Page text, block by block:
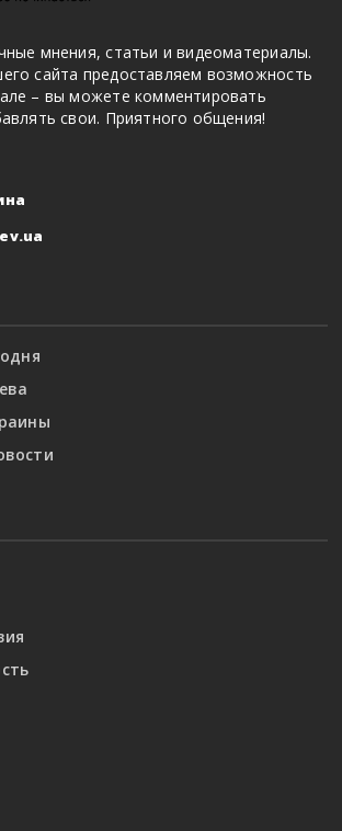
мнения, статьи и видеоматериалы.
сайта предоставляем возможность
– вы можете комментировать
свои. Приятного общения!